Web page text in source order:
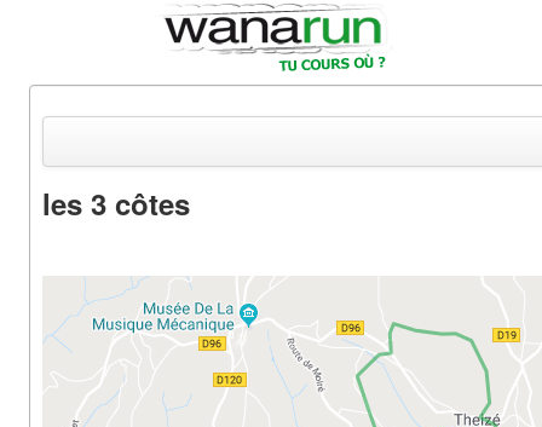
Equipements & Tests
Parcours & Courses
Outils & Réseaux
les 3 côtes